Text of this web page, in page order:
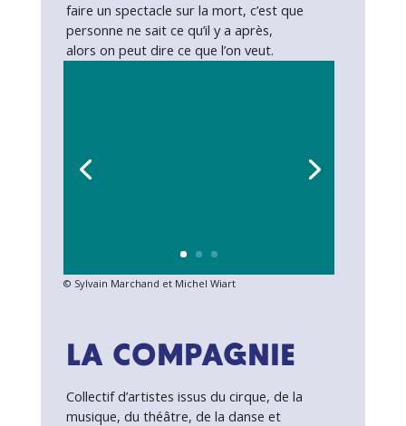
faire un spectacle sur la mort, c’est que
personne ne sait ce qu’il y a après,
alors on peut dire ce que l’on veut.
© Sylvain Marchand et Michel Wiart
LA COMPAGNIE
Collectif d’artistes issus du cirque, de la
musique, du théâtre, de la danse et